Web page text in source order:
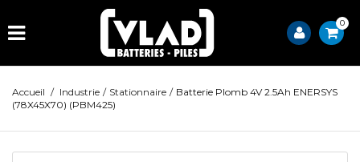
0
Accueil / Industrie / Stationnaire / Batterie Plomb 4V 2.5Ah ENERSYS
(78X45X70) (PBM425)